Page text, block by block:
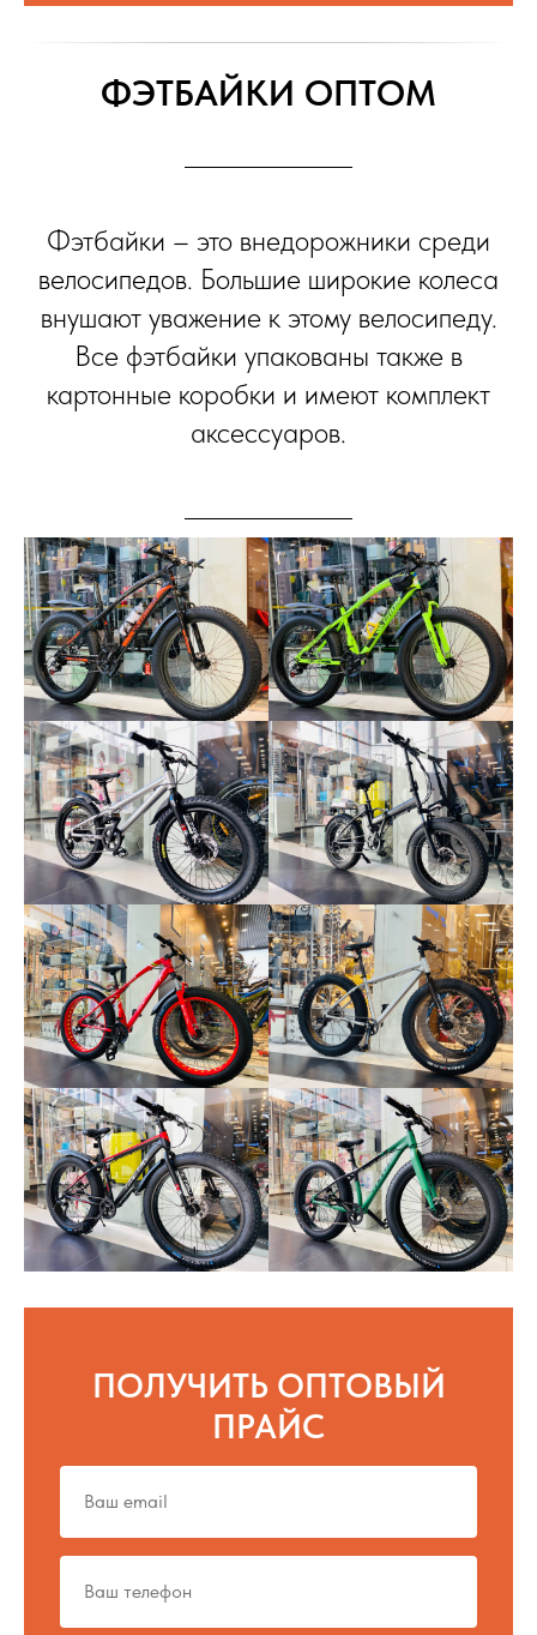
ФЭТБАЙКИ ОПТОМ
Фэтбайки – это внедорожники среди
велосипедов. Большие широкие колеса
внушают уважение к этому велосипеду.
Все фэтбайки упакованы также в
картонные коробки и имеют комплект
аксессуаров.
ПОЛУЧИТЬ ОПТОВЫЙ
ПРАЙС